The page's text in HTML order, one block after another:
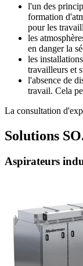
l'un des
formation
pour les
les
en danger la
les
travailleurs et
l'absence de
travail. Cela
La consultation
Solutions
Aspirateurs